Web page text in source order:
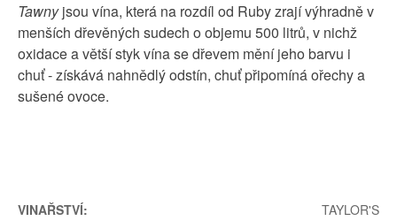
Tawnyjsou vína, která na rozdíl od Ruby zrají výhradně v
menších dřevěných sudech o objemu 500 litrů, v nichž
oxidace a větší styk vína se dřevem mění jeho barvu i
chuť - získává nahnědlý odstín, chuť připomíná ořechy a
sušené ovoce.
VINAŘSTVÍ:
TAYLOR'S